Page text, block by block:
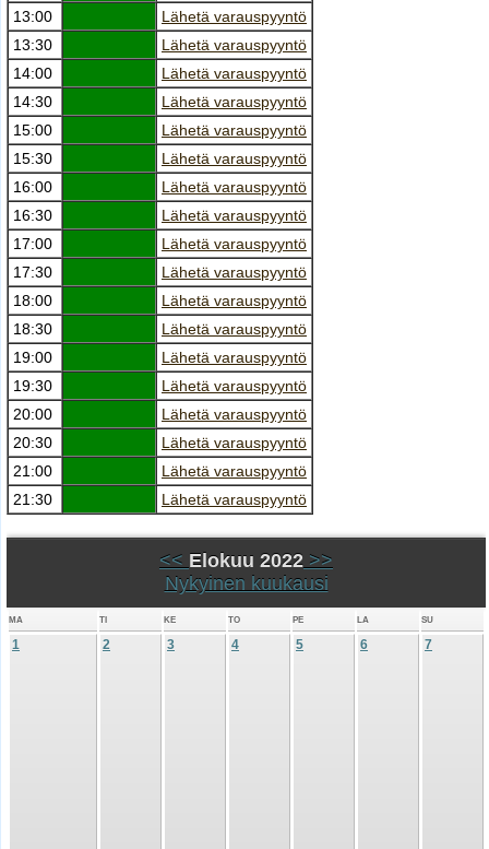
13:00
Lähetä varauspyyntö
13:30
Lähetä varauspyyntö
14:00
Lähetä varauspyyntö
14:30
Lähetä varauspyyntö
15:00
Lähetä varauspyyntö
15:30
Lähetä varauspyyntö
16:00
Lähetä varauspyyntö
16:30
Lähetä varauspyyntö
17:00
Lähetä varauspyyntö
17:30
Lähetä varauspyyntö
18:00
Lähetä varauspyyntö
18:30
Lähetä varauspyyntö
19:00
Lähetä varauspyyntö
19:30
Lähetä varauspyyntö
20:00
Lähetä varauspyyntö
20:30
Lähetä varauspyyntö
21:00
Lähetä varauspyyntö
21:30
Lähetä varauspyyntö
<< Elokuu 2022 >>
Nykyinen kuukausi
MA TI KE TO PE LA SU
1 2 3 4 5 6 7